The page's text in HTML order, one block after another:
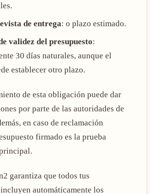
de entrega: o plazo estimado.
validez del presupuesto:
30 días naturales, aunque el
establecer otro plazo.
de esta obligación puede dar
por parte de las autoridades de
en caso de reclamación
firmado es la prueba
garantiza que todos tus
automáticamente los